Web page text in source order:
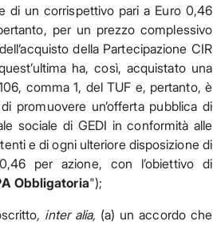
di un corrispettivo pari a Euro 0,46
per un prezzo complessivo
della Partecipazione CIR
ha, così, acquistato una
comma 1, del TUF e, pertanto, è
promuovere un’offerta pubblica di
sociale di GEDI in conformità alle
e di ogni ulteriore disposizione di
per azione, con l’obiettivo di
Obbligatoria");
, inter alia, (a) un accordo che